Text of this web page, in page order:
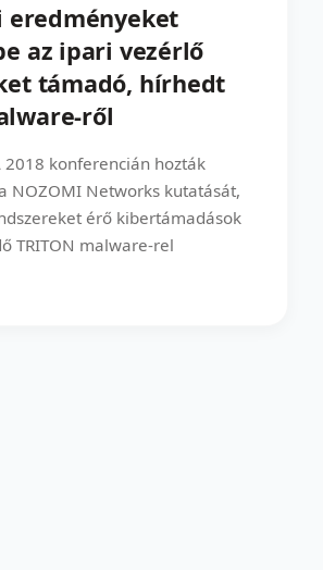
eredményeket
az ipari vezérlő
támadó, hírhedt
ről
2018 konferencián hozták
NOZOMI Networks kutatását,
érő kibertámadások
TRITON malware-rel